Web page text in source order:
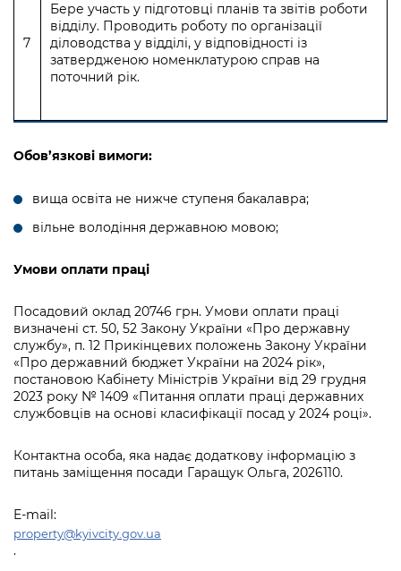
7
Бере участь у підготовці планів та звітів роботи
відділу. Проводить роботу по організації
діловодства у відділі, у відповідності із
затвердженою номенклатурою справ на
поточний рік.
Обов’язкові вимоги:
вища освіта не нижче ступеня бакалавра;
вільне володіння державною мовою;
Умови оплати праці
Посадовий оклад 20746 грн. Умови оплати праці
визначені ст. 50, 52 Закону України «Про державну
службу», п. 12 Прикінцевих положень Закону України
«Про державний бюджет України на 2024 рік»,
постановою Кабінету Міністрів України від 29 грудня
2023 року № 1409 «Питання оплати праці державних
службовців на основі класифікації посад у 2024 році».
Контактна особа, яка надає додаткову інформацію з
питань заміщення посади Гаращук Ольга, 2026110.
E-mail:
property@kyivcity.gov.ua
.